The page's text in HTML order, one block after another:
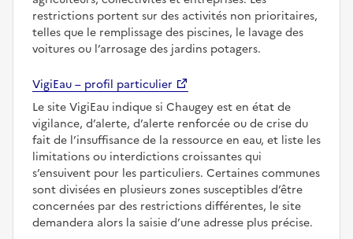
restrictions portent sur des activités non prioritaires,
telles que le remplissage des piscines, le lavage des
voitures ou l’arrosage des jardins potagers.
VigiEau – profil particulier
Le site VigiEau indique si Chaugey est en état de
vigilance, d’alerte, d’alerte renforcée ou de crise du
fait de l’insuffisance de la ressource en eau, et liste les
limitations ou interdictions croissantes qui
s’ensuivent pour les particuliers. Certaines communes
sont divisées en plusieurs zones susceptibles d’être
concernées par des restrictions différentes, le site
demandera alors la saisie d’une adresse plus précise.